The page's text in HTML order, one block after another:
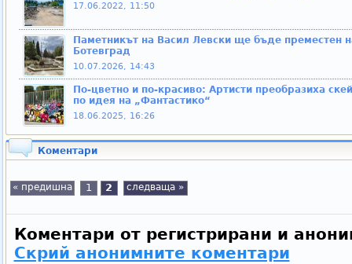
17.06.2022, 11:50
Паметникът на Васил Левски ще бъде преместен
Ботевград
10.07.2026, 14:43
По-цветно и по-красиво: Артисти преобразиха
по идея на „Фантастико“
18.06.2025, 16:26
Коментари
« предишна 1 2 следваща »
Коментари от регистрирани и
Скрий анонимните коментари